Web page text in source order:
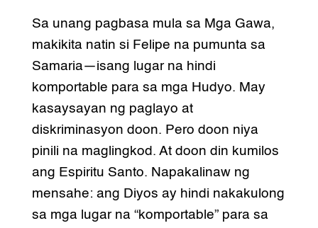
Sa unang pagbasa mula sa Mga Gawa,
makikita natin si Felipe na pumunta sa
Samaria—isang lugar na hindi
komportable para sa mga Hudyo. May
kasaysayan ng paglayo at
diskriminasyon doon. Pero doon niya
pinili na maglingkod. At doon din kumilos
ang Espiritu Santo. Napakalinaw ng
mensahe: ang Diyos ay hindi nakakulong
sa mga lugar na “komportable” para sa